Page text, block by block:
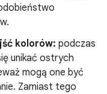
kolorów: podczas
unikać ostrych
mogą one być
Zamiast tego